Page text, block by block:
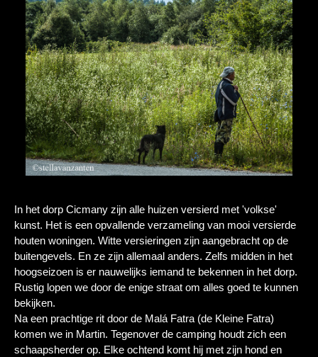
In het dorp Cicmany zijn alle huizen versierd met 'volkse'
kunst. Het is een opvallende verzameling van mooi versierde
houten woningen. Witte versieringen zijn aangebracht op de
buitengevels. En ze zijn allemaal anders. Zelfs midden in het
hoogseizoen is er nauwelijks iemand te bekennen in het dorp.
Rustig lopen we door de enige straat om alles goed te kunnen
bekijken.
Na een prachtige rit door de Malá Fatra (de Kleine Fatra)
komen we in Martin. Tegenover de camping houdt zich een
schaapsherder op. Elke ochtend komt hij met zijn hond en